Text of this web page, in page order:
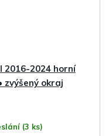
2016-2024 horní
zvýšený okraj
(3 ks)